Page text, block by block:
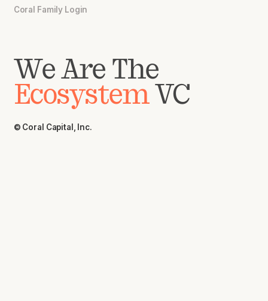
Coral Family Login
We Are The
EcosystemVC
© Coral Capital, Inc.